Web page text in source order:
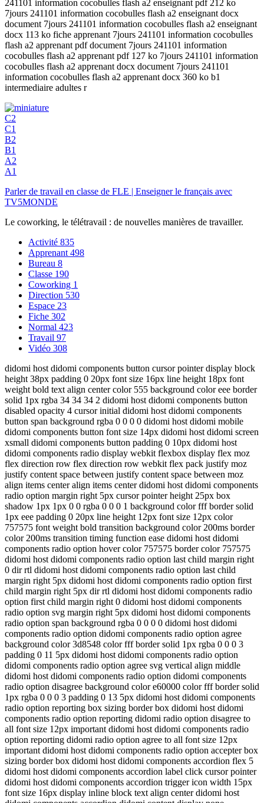
241101 information cocobulles flash a2 enseignant pdf 212 ko
7jours 241101 information cocobulles flash a2 enseignant docx
document 7jours 241101 information cocobulles flash a2 enseignant
docx 113 ko fiche apprenant 7jours 241101 information cocobulles
flash a2 apprenant pdf document 7jours 241101 information
cocobulles flash a2 apprenant pdf 127 ko 7jours 241101 information
cocobulles flash a2 apprenant docx document 7jours 241101
information cocobulles flash a2 apprenant docx 360 ko b1
intermediaire adultes r
C2
C1
B2
B1
A2
A1
Parler de travail en classe de FLE | Enseigner le français avec
TV5MONDE
Le coworking, le télétravail : de nouvelles manières de travailler.
Activité 835
Apprenant 498
Bureau 8
Classe 190
Coworking 1
Direction 530
Espace 23
Fiche 302
Normal 423
Travail 97
Vidéo 308
didomi host didomi components button cursor pointer display block
height 38px padding 0 20px font size 16px line height 18px font
weight bold text align center color 555 background color eee border
solid 1px rgba 34 34 34 2 didomi host didomi components button
disabled opacity 4 cursor initial didomi host didomi components
button span background rgba 0 0 0 0 didomi host didomi mobile
didomi components button font size 14px didomi host didomi screen
xsmall didomi components button padding 0 10px didomi host
didomi components radio display webkit flexbox display flex moz
flex direction row flex direction row webkit flex pack justify moz
justify content space between justify content space between moz
align items center align items center didomi host didomi components
radio option margin right 5px cursor pointer height 25px box
shadow 1px 1px 0 0 rgba 0 0 0 1 background color fff border solid
1px eee padding 0 20px line height 12px font size 12px color
757575 font weight bold transition background color 200ms border
color 200ms transition timing function ease didomi host didomi
components radio option hover color 757575 border color 757575
didomi host didomi components radio option last child margin right
0 dir rtl didomi host didomi components radio option last child
margin right 5px didomi host didomi components radio option first
child margin right 5px dir rtl didomi host didomi components radio
option first child margin right 0 didomi host didomi components
radio option svg margin right 5px didomi host didomi components
radio option span background rgba 0 0 0 0 didomi host didomi
components radio option didomi components radio option agree
background color 3d8548 color fff border solid 1px rgba 0 0 0 3
padding 0 11 5px didomi host didomi components radio option
didomi components radio option agree svg vertical align middle
didomi host didomi components radio option didomi components
radio option disagree background color e60000 color fff border solid
1px rgba 0 0 0 3 padding 0 13 5px didomi host didomi components
radio option reporting box sizing border box didomi host didomi
components radio option reporting didomi radio option disagree to
all font size 12px important didomi host didomi components radio
option reporting didomi radio option agree to all font size 12px
important didomi host didomi components radio option accepter box
sizing border box didomi host didomi components accordion flex 5
didomi host didomi components accordion label click cursor pointer
didomi host didomi components accordion trigger icon width 15px
font size 16px display inline block text align center didomi host